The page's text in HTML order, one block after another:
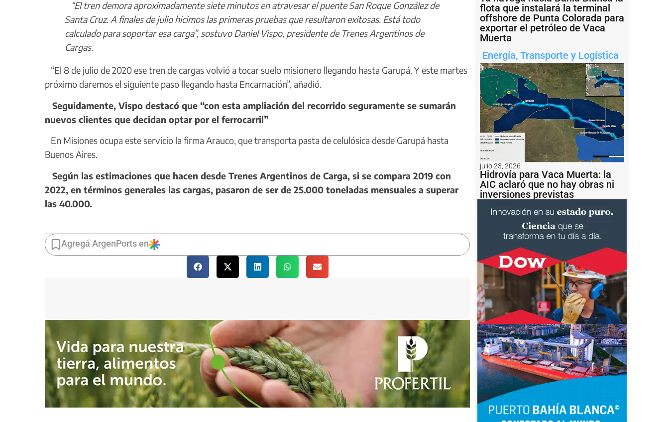
“El tren demora aproximadamente siete minutos en atravesar el puente San Roque González de
Santa Cruz. A finales de julio hicimos las primeras pruebas que resultaron exitosas. Está todo
calculado para soportar esa carga”, sostuvo Daniel Vispo, presidente de Trenes Argentinos de
Cargas.
“El 8 de julio de 2020 ese tren de cargas volvió a tocar suelo misionero llegando hasta Garupá. Y este martes
próximo daremos el siguiente paso llegando hasta Encarnación”, añadió.
Seguidamente, Vispo destacó que “con esta ampliación del recorrido seguramente se sumarán
nuevos clientes que decidan optar por el ferrocarril”
En Misiones ocupa este servicio la firma Arauco, que transporta pasta de celulósica desde Garupá hasta
Buenos Aires.
Según las estimaciones que hacen desde Trenes Argentinos de Carga, si se compara 2019 con
2022, en términos generales las cargas, pasaron de ser de 25.000 toneladas mensuales a superar
las 40.000.
Agregá ArgenPorts en
flota que instalará la terminal
offshore de Punta Colorada para
exportar el petróleo de Vaca
Muerta
Energía, Transporte y Logística
julio 23, 2026
Hidrovía para Vaca Muerta: la
AIC aclaró que no hay obras ni
inversiones previstas